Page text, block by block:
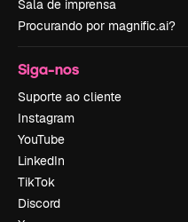
Sala de imprensa
Procurando por magnific.ai?
Siga-nos
Suporte ao cliente
Instagram
YouTube
LinkedIn
TikTok
Discord